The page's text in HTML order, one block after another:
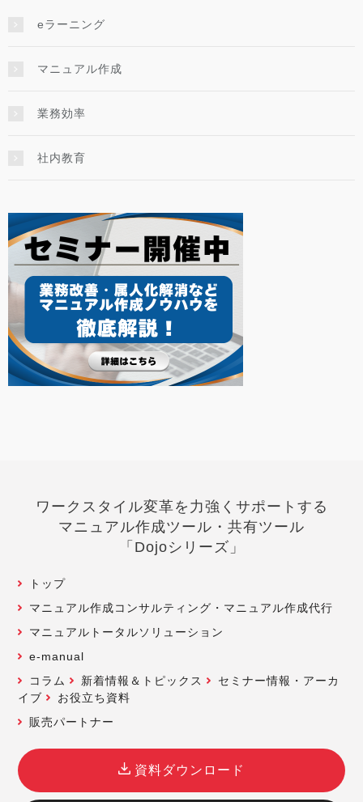
eラーニング
マニュアル作成
業務効率
社内教育
ワークスタイル変革を力強くサポートする
マニュアル作成ツール・共有ツール
「Dojoシリーズ」
トップ
マニュアル作成コンサルティング・マニュアル作成代行
マニュアルトータルソリューション
e-manual
コラム
新着情報＆トピックス
セミナー情報・アーカ
イブ
お役立ち資料
販売パートナー
資料ダウンロード